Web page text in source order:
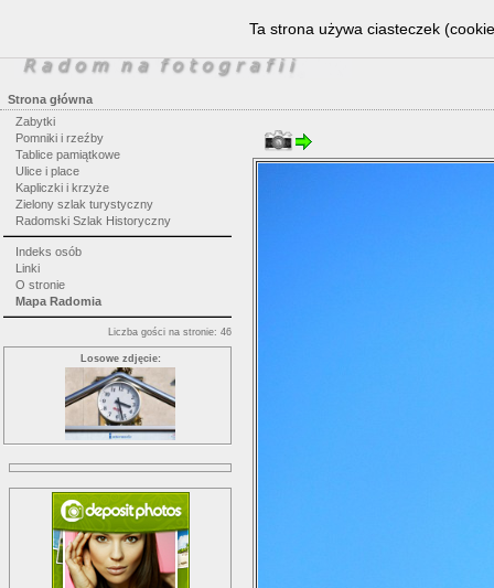
Strona główna
Zabytki
Pomniki i rzeźby
Tablice pamiątkowe
Ulice i place
Kapliczki i krzyże
Zielony szlak turystyczny
Radomski Szlak Historyczny
Indeks osób
Linki
O stronie
Mapa Radomia
Liczba gości na stronie: 46
Losowe zdjęcie:
Ta strona używa ciasteczek